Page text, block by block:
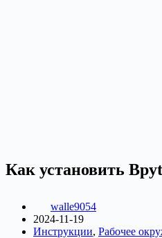
Как установить
walle9054
2024-11-19
Инструкции, Рабочее